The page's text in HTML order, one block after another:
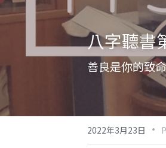
八字聽書
善良是你的致
2022年3月23日 ·